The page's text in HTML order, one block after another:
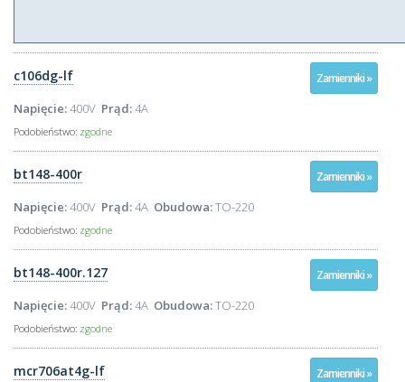
Zamienniki »
c106dg-lf
Napięcie:400V Prąd:4A
Podobieństwo: zgodne
Zamienniki »
bt148-400r
Napięcie:400V Prąd:4A Obudowa:TO-220
Podobieństwo: zgodne
Zamienniki »
bt148-400r.127
Napięcie:400V Prąd:4A Obudowa:TO-220
Podobieństwo: zgodne
Zamienniki »
mcr706at4g-lf